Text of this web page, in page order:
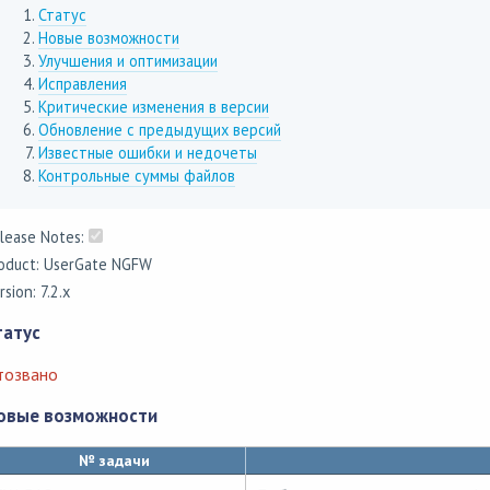
Статус
Новые возможности
Улучшения и оптимизации
Исправления
Критические изменения в версии
Обновление с предыдущих версий
Известные ошибки и недочеты
Контрольные суммы файлов
Notes:
UserGate NGFW
7.2.x
возможности
№ задачи